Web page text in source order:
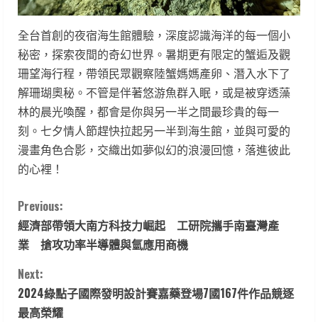
全台首創的夜宿海生館體驗，深度認識海洋的每一個小
秘密，探索夜間的奇幻世界。暑期更有限定的蟹逅及觀
珊望海行程，帶領民眾觀察陸蟹媽媽產卵、潛入水下了
解珊瑚奧秘。不管是伴著悠游魚群入眠，或是被穿透藻
林的晨光喚醒，都會是你與另一半之間最珍貴的每一
刻。七夕情人節趕快拉起另一半到海生館，並與可愛的
漫畫角色合影，交織出如夢似幻的浪漫回憶，落進彼此
的心裡！
C
o
n
t
Previous:
經濟部帶領大南方科技力崛起 工研院攜手南臺灣產
業 搶攻功率半導體與氫應用商機
Next:
2024綠點子國際發明設計賽嘉藥登場7國167件作品競逐
最高榮耀